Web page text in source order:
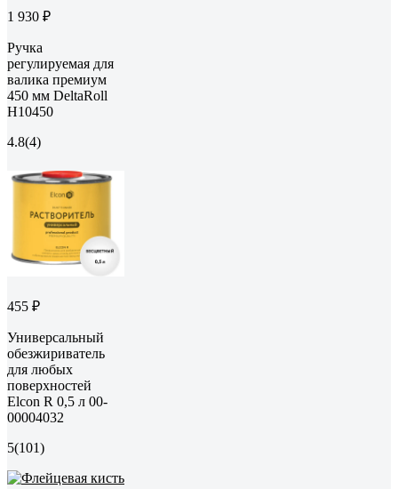
1 930 ₽
Ручка
регулируемая для
валика премиум
450 мм DeltaRoll
H10450
4.8(4)
455 ₽
Универсальный
обезжириватель
для любых
поверхностей
Elcon R 0,5 л 00-
00004032
5(101)